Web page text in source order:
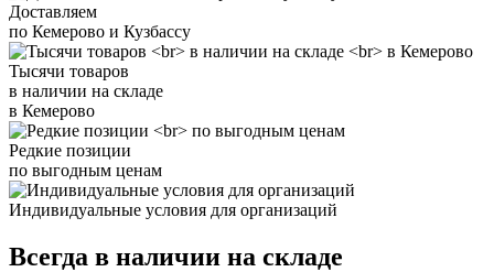
Доставляем
по Кемерово и Кузбассу
Тысячи товаров
в наличии на складе
в Кемерово
Редкие позиции
по выгодным ценам
Индивидуальные условия для организаций
Всегда в наличии на складе